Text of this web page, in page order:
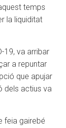
temps
la liquiditat
19, va arribar
a repuntar
que apujar
dels actius va
feia gairebé